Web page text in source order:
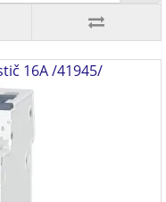
16A /41945/